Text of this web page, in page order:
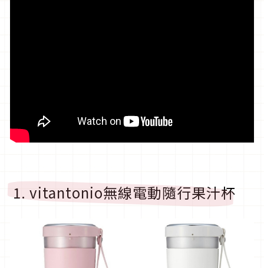
1. vitantonio無線電動隨行果汁杯